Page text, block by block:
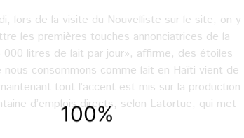
lors de la visite du Nouvelliste sur le site, on y
les premières touches annonciatrices de la
litres de lait par jour», affirme, des étoiles
consommons comme lait en Haïti vient de
tout l’accent est mis sur la production
d’emplois directs, selon Latortue, qui met